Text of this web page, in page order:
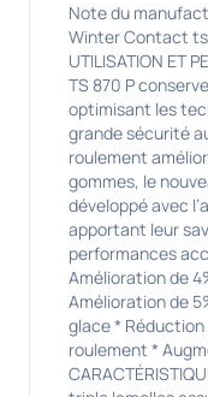
Note du
Winter Contact
UTILISATION ET
TS 870 P
optimisant les
grande sécurité
roulement
gommes, le
développé avec
apportant leur
performances
Amélioration de
Amélioration de
glace *
roulement *